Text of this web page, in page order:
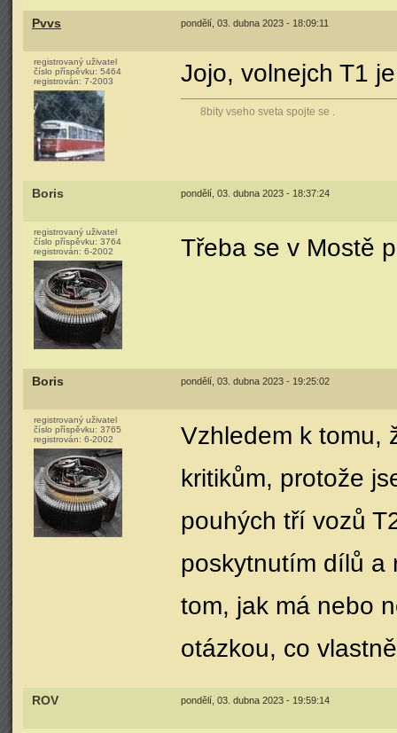
Pvvs pondělí, 03. dubna 2023 - 18:09:11
registrovaný uživatel
číslo příspěvku: 5464
registrován: 7-2003 Jojo, volnejch T1
8bity vseho sveta spojte se .
Boris pondělí, 03. dubna 2023 - 18:37:24
registrovaný uživatel
číslo příspěvku: 3764
registrován: 6-2002 Třeba se v Mostě
Boris pondělí, 03. dubna 2023 - 19:25:02
registrovaný uživatel
číslo příspěvku: 3765
registrován: 6-2002
Vzhledem k tomu,
kritikům, protože
pouhých tří vozů
poskytnutím dílů a
tom, jak má nebo
otázkou, co
ROV pondělí, 03. dubna 2023 - 19:59:14